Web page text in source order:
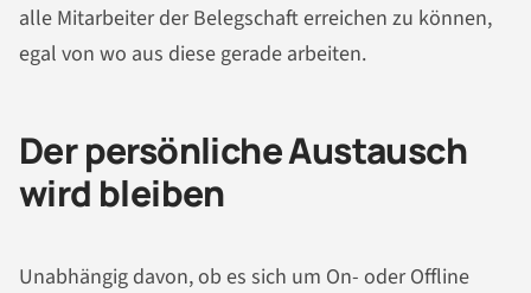
alle Mitarbeiter der Belegschaft erreichen zu können,
egal von wo aus diese gerade arbeiten.
Der persönliche Austausch
wird bleiben
Unabhängig davon, ob es sich um On- oder Offline